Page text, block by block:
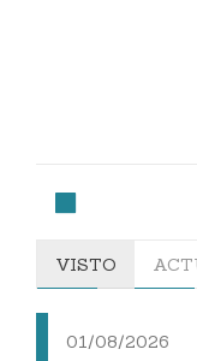
VISTO
01/08/2026